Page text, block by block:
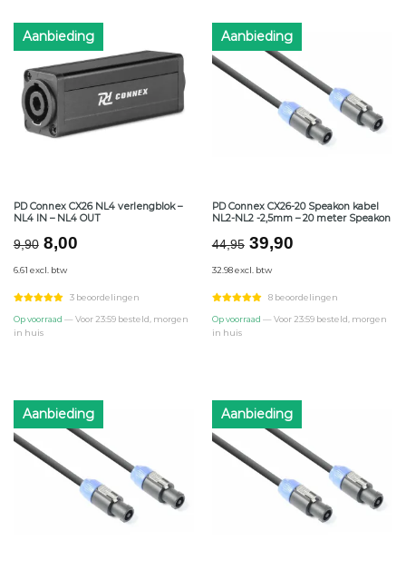
Aanbieding
PD Connex CX26 NL4 verlengblok –
NL4 IN – NL4 OUT
9,90 Oorspronkelijke
was:
€9,90.
8,00Huidige
€8,00.
6.61 excl. btw
3 beoordelingen
Op voorraad — Voor 23:59 besteld, morgen
in huis
Aanbieding
PD Connex CX26-20 Speakon kabel
NL2-NL2 -2,5mm – 20 meter Speakon
44,95 Oorspronkelijke
was:
€44,95.
39,90Huidige
€39,90.
32.98 excl. btw
8 beoordelingen
Op voorraad — Voor 23:59 besteld, morgen
in huis
Aanbieding Aanbieding